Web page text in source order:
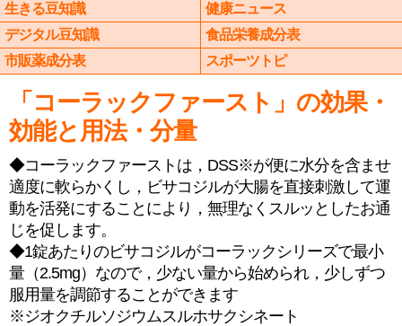
生きる豆知識
健康ニュース
デジタル豆知識
食品栄養成分表
市販薬成分表
スポーツトピ
「コーラックファースト」の効果・
効能と用法・分量
◆コーラックファーストは，DSS※が便に水分を含ませ
適度に軟らかくし，ビサコジルが大腸を直接刺激して運
動を活発にすることにより，無理なくスルッとしたお通
じを促します。
◆1錠あたりのビサコジルがコーラックシリーズで最小
量（2.5mg）なので，少ない量から始められ，少しずつ
服用量を調節することができます
※ジオクチルソジウムスルホサクシネート